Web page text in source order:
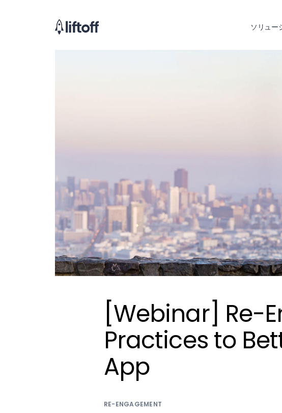
ソリュー
[Webinar] Re-
Practices to
App
RE-ENGAGEMENT